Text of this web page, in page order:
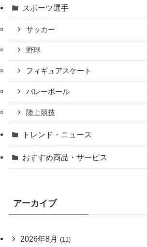
スポーツ選手
サッカー
野球
フィギュアスケート
バレーボール
陸上競技
トレンド・ニュース
おすすめ商品・サービス
アーカイブ
2026年8月 (11)